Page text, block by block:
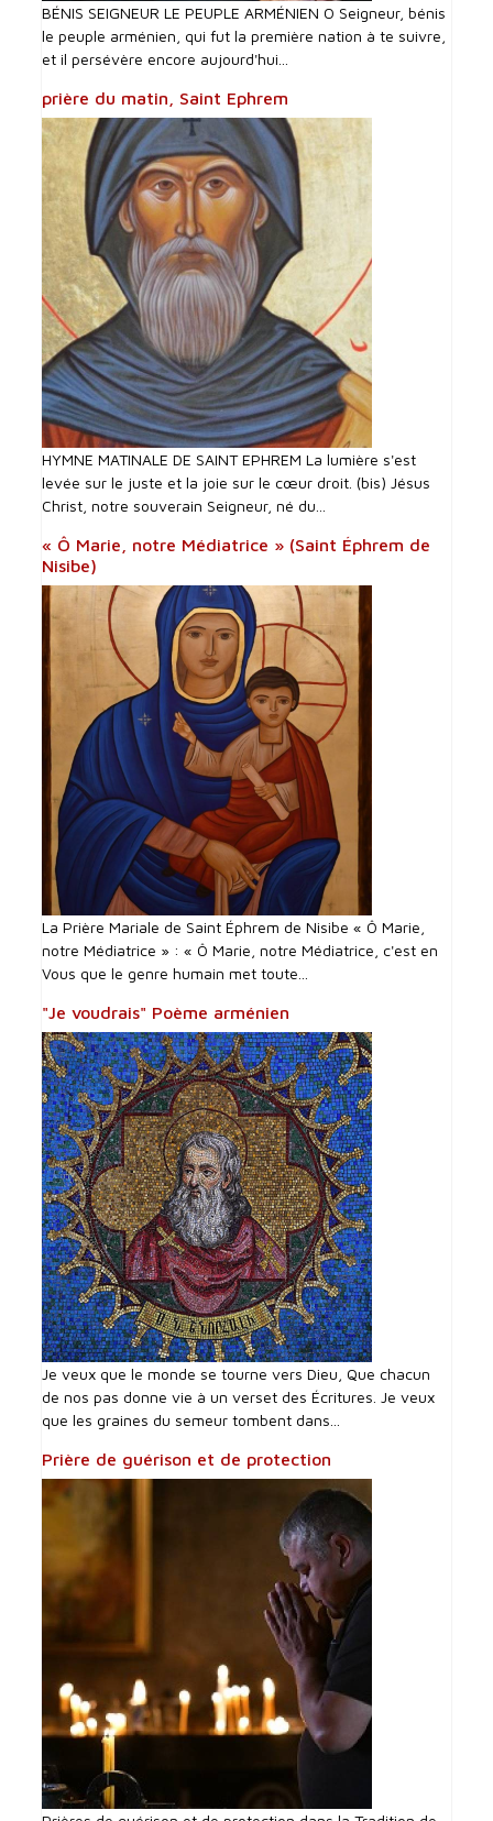
BÉNIS SEIGNEUR LE PEUPLE ARMÉNIEN O Seigneur, bénis
le peuple arménien, qui fut la première nation à te suivre,
et il persévère encore aujourd'hui...
prière du matin, Saint Ephrem
HYMNE MATINALE DE SAINT EPHREM La lumière s'est
levée sur le juste et la joie sur le cœur droit. (bis) Jésus
Christ, notre souverain Seigneur, né du...
« Ô Marie, notre Médiatrice » (Saint Éphrem de
Nisibe)
La Prière Mariale de Saint Éphrem de Nisibe « Ô Marie,
notre Médiatrice » : « Ô Marie, notre Médiatrice, c'est en
Vous que le genre humain met toute...
"Je voudrais" Poème arménien
Je veux que le monde se tourne vers Dieu, Que chacun
de nos pas donne vie à un verset des Écritures. Je veux
que les graines du semeur tombent dans...
Prière de guérison et de protection